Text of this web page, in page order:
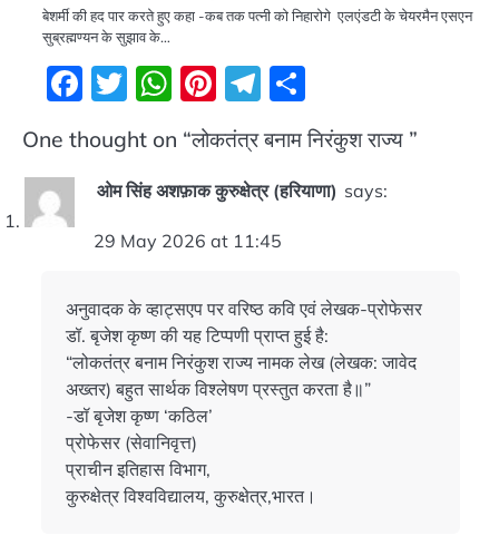
बेशर्मी की हद पार करते हुए कहा -कब तक पत्नी को निहारोगे एलएंडटी के चेयरमैन एसएन
सुब्रह्मण्यन के सुझाव के…
Facebook
Twitter
WhatsApp
Pinterest
Telegram
One thought on “लोकतंत्र बनाम निरंकुश राज्य ”
ओम सिंह अशफ़ाक कुरुक्षेत्र (हरियाणा) says:
29 May 2026 at 11:45
अनुवादक के व्हाट्सएप पर वरिष्ठ कवि एवं लेखक-प्रोफेसर
डॉ. बृजेश कृष्ण की यह टिप्पणी प्राप्त हुई है:
“लोकतंत्र बनाम निरंकुश राज्य नामक लेख (लेखक: जावेद
अख्तर) बहुत सार्थक विश्लेषण प्रस्तुत करता है॥”
-डॉ बृजेश कृष्ण ‘कठिल’
प्रोफेसर (सेवानिवृत्त)
प्राचीन इतिहास विभाग,
कुरुक्षेत्र विश्वविद्यालय, कुरुक्षेत्र,भारत।